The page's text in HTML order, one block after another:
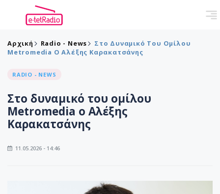
Αρχική Radio - News
Στο Δυναμικό Του Ομίλου
Metromedia Ο Αλέξης Καρακατσάνης
RADIO - NEWS
Στο δυναμικό του ομίλου
Metromedia ο Αλέξης
Καρακατσάνης
11.05.2026 - 14:46